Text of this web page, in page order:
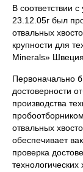
В соответствии
23.12.05г был
отвальных
крупности для
Minerals» Швеция.
Первоначально
достоверности
производства
отвальных
обеспечивает
проверка